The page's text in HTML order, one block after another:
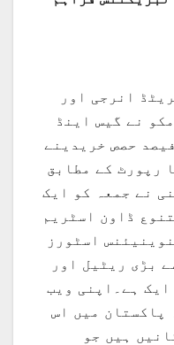
انرجی اور
نے گیس اینڈ
آئل(گو) پاکستان میں 40 فیصد حصص خریدینے
رپورٹ کے مطابق
نے جمعہ کو ایک
ڈاون اسٹریم
اسٹورز
بڑی ریٹیل اور
ہے۔اپنی ویب
پاکستان میں اس
دکانیں ہیں جو